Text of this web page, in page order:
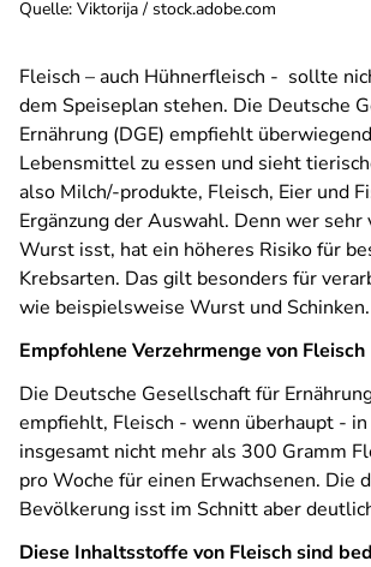
Quelle: Viktorija / stock.adobe.com
Fleisch – auch Hühnerfleisch - sollte
dem Speiseplan stehen. Die Deutsche
Ernährung (DGE) empfiehlt
Lebensmittel zu essen und sieht
also Milch/-produkte, Fleisch, Eier und
Ergänzung der Auswahl. Denn wer sehr
Wurst isst, hat ein höheres Risiko für
Krebsarten. Das gilt besonders für
wie beispielsweise Wurst und Schinken.
Empfohlene Verzehrmenge von Fleisch
Die Deutsche Gesellschaft für
empfiehlt, Fleisch - wenn überhaupt - in
insgesamt nicht mehr als 300 Gramm
pro Woche für einen Erwachsenen. Die
Bevölkerung isst im Schnitt aber
Diese Inhaltsstoffe von Fleisch sind